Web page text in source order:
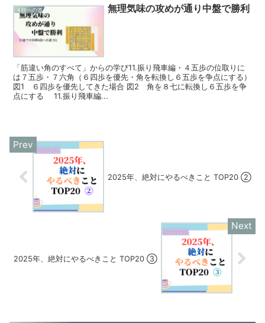
４段への道 無理気味の攻めが通り中盤で勝利
「筋違い角のすべて」からの学び11.振り飛車編・４五歩の位取りに
は７五歩・７六角（６四歩を優先・角を転換し６五歩を争点にする）
図1 ６四歩を優先してきた場合 図2 角を８七に転換し６五歩を争
点にする 11.振り飛車編...
2025年、絶対にやるべきこと TOP20 ②
2025年、絶対にやるべきこと TOP20 ③